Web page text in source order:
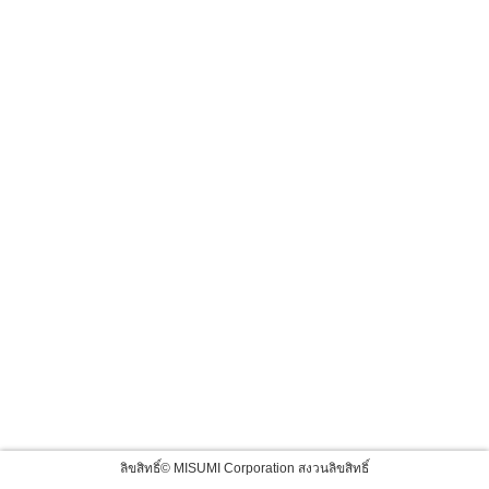
ลิขสิทธิ์© MISUMI Corporation สงวนลิขสิทธิ์